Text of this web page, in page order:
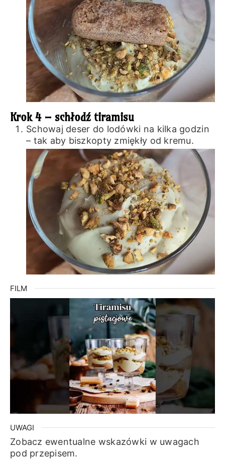
Krok 4 – schłodź tiramisu
Schowaj deser do lodówki na kilka godzin
– tak aby biszkopty zmiękły od kremu.
FILM
UWAGI
Zobacz ewentualne wskazówki w uwagach
pod przepisem.